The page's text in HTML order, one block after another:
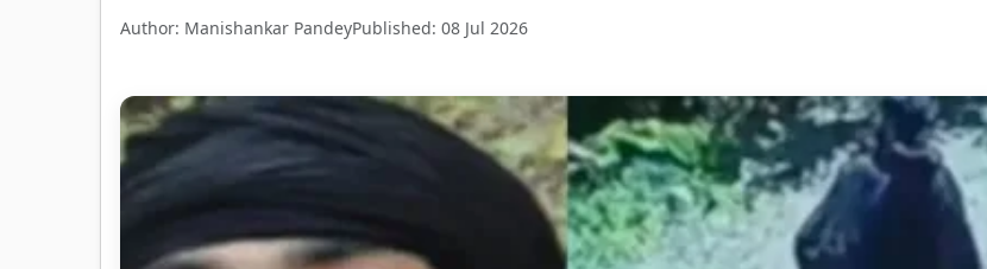
Author: Manishankar PandeyPublished: 08 Jul 2026